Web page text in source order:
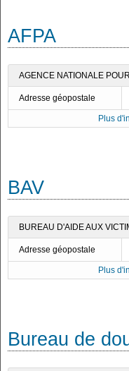
AFPA
AGENCE NATIONALE
Adresse géopostale
Plus
BAV
BUREAU D'AIDE AUX
Adresse géopostale
Plus
Bureau de